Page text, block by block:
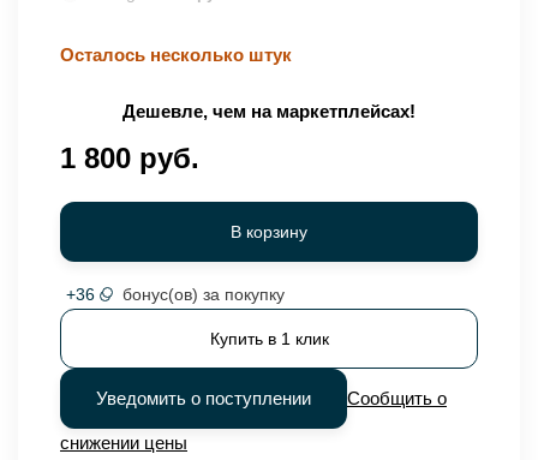
Осталось несколько штук
Дешевле, чем на маркетплейсах!
1 800 руб.
В корзину
+36 бонус(ов) за покупку
Купить в 1 клик
Уведомить о поступлении Сообщить о
снижении цены